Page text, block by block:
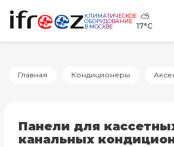
КЛИМАТИЧЕСКОЕ
ОБОРУДОВАНИЕ
В МОСКВЕ
⛅
17°C
Главная Кондиционеры
Панели для
канальных